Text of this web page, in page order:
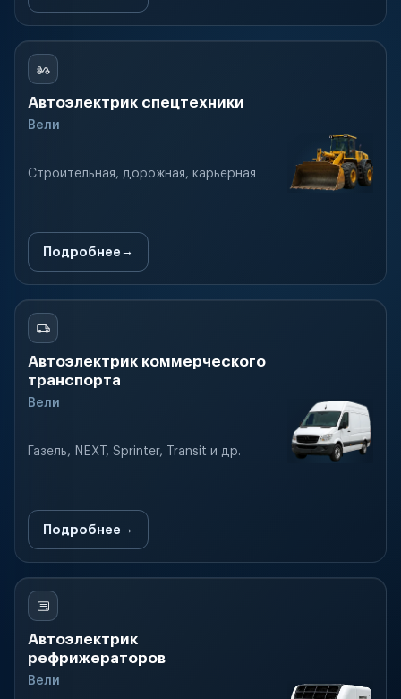
Автоэлектрик спецтехники
Вели
Строительная, дорожная, карьерная
Подробнее
Автоэлектрик коммерческого
транспорта
Вели
Газель, NEXT, Sprinter, Transit и др.
Подробнее
Автоэлектрик
рефрижераторов
Вели